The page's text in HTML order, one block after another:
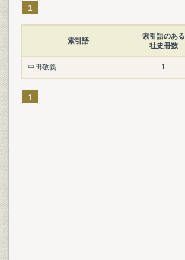
1
索引語
索引語のある
社史冊数
中田敬義 1
1